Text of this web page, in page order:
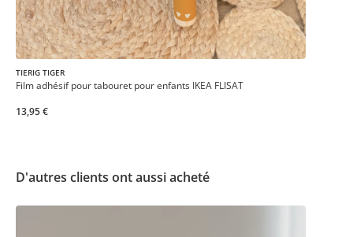
TIERIG TIGER
Film adhésif pour tabouret pour enfants IKEA FLISAT
13,95 €
D'autres clients ont aussi acheté